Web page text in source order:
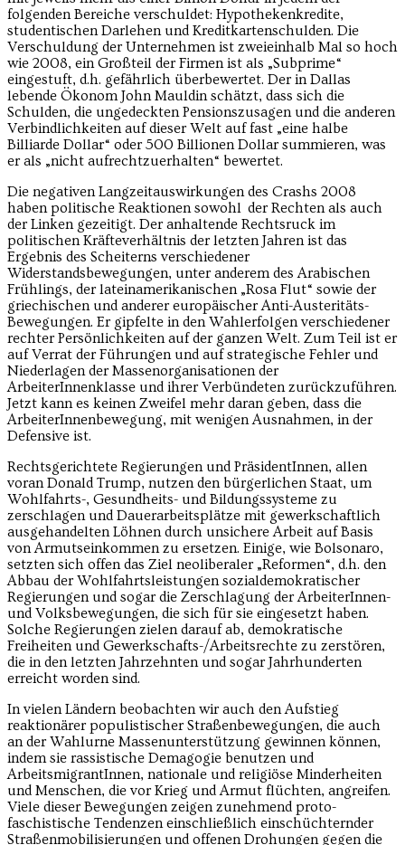
folgenden Bereiche verschuldet: Hypothekenkredite,
studentischen Darlehen und Kreditkartenschulden. Die
Verschuldung der Unternehmen ist zweieinhalb Mal so hoch
wie 2008, ein Großteil der Firmen ist als „Subprime“
eingestuft, d.h. gefährlich überbewertet. Der in Dallas
lebende Ökonom John Mauldin schätzt, dass sich die
Schulden, die ungedeckten Pensionszusagen und die anderen
Verbindlichkeiten auf dieser Welt auf fast „eine halbe
Billiarde Dollar“ oder 500 Billionen Dollar summieren, was
er als „nicht aufrechtzuerhalten“ bewertet.
Die negativen Langzeitauswirkungen des Crashs 2008
haben politische Reaktionen sowohl der Rechten als auch
der Linken gezeitigt. Der anhaltende Rechtsruck im
politischen Kräfteverhältnis der letzten Jahren ist das
Ergebnis des Scheiterns verschiedener
Widerstandsbewegungen, unter anderem des Arabischen
Frühlings, der lateinamerikanischen „Rosa Flut“ sowie der
griechischen und anderer europäischer Anti-Austeritäts-
Bewegungen. Er gipfelte in den Wahlerfolgen verschiedener
rechter Persönlichkeiten auf der ganzen Welt. Zum Teil ist er
auf Verrat der Führungen und auf strategische Fehler und
Niederlagen der Massenorganisationen der
ArbeiterInnenklasse und ihrer Verbündeten zurückzuführen.
Jetzt kann es keinen Zweifel mehr daran geben, dass die
ArbeiterInnenbewegung, mit wenigen Ausnahmen, in der
Defensive ist.
Rechtsgerichtete Regierungen und PräsidentInnen, allen
voran Donald Trump, nutzen den bürgerlichen Staat, um
Wohlfahrts-, Gesundheits- und Bildungssysteme zu
zerschlagen und Dauerarbeitsplätze mit gewerkschaftlich
ausgehandelten Löhnen durch unsichere Arbeit auf Basis
von Armutseinkommen zu ersetzen. Einige, wie Bolsonaro,
setzten sich offen das Ziel neoliberaler „Reformen“, d.h. den
Abbau der Wohlfahrtsleistungen sozialdemokratischer
Regierungen und sogar die Zerschlagung der ArbeiterInnen-
und Volksbewegungen, die sich für sie eingesetzt haben.
Solche Regierungen zielen darauf ab, demokratische
Freiheiten und Gewerkschafts-/Arbeitsrechte zu zerstören,
die in den letzten Jahrzehnten und sogar Jahrhunderten
erreicht worden sind.
In vielen Ländern beobachten wir auch den Aufstieg
reaktionärer populistischer Straßenbewegungen, die auch
an der Wahlurne Massenunterstützung gewinnen können,
indem sie rassistische Demagogie benutzen und
ArbeitsmigrantInnen, nationale und religiöse Minderheiten
und Menschen, die vor Krieg und Armut flüchten, angreifen.
Viele dieser Bewegungen zeigen zunehmend proto-
faschistische Tendenzen einschließlich einschüchternder
Straßenmobilisierungen und offenen Drohungen gegen die